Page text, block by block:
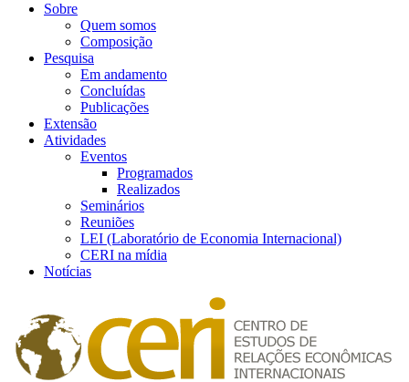
Sobre
Quem somos
Composição
Pesquisa
Em andamento
Concluídas
Publicações
Extensão
Atividades
Eventos
Programados
Realizados
Seminários
Reuniões
LEI (Laboratório de Economia Internacional)
CERI na mídia
Notícias